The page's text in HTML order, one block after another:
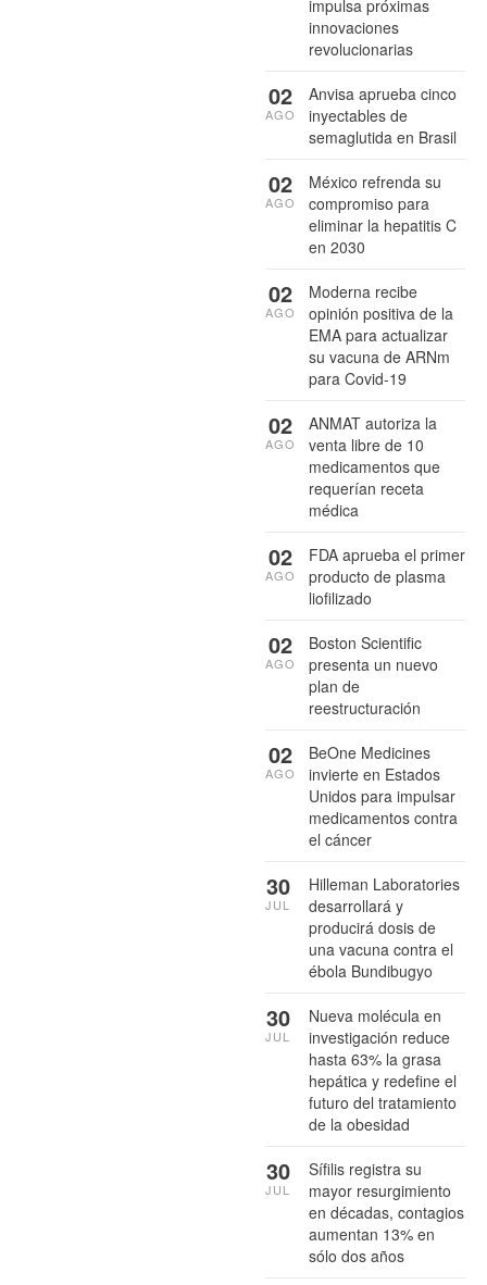
impulsa próximas
innovaciones
revolucionarias
Anvisa aprueba cinco
inyectables de
semaglutida en Brasil
02
AGO
México refrenda su
compromiso para
eliminar la hepatitis C
en 2030
02
AGO
Moderna recibe
opinión positiva de la
EMA para actualizar
su vacuna de ARNm
para Covid-19
02
AGO
ANMAT autoriza la
venta libre de 10
medicamentos que
requerían receta
médica
02
AGO
FDA aprueba el primer
producto de plasma
liofilizado
02
AGO
Boston Scientific
presenta un nuevo
plan de
reestructuración
02
AGO
BeOne Medicines
invierte en Estados
Unidos para impulsar
medicamentos contra
el cáncer
02
AGO
Hilleman Laboratories
desarrollará y
producirá dosis de
una vacuna contra el
ébola Bundibugyo
30
JUL
Nueva molécula en
investigación reduce
hasta 63% la grasa
hepática y redefine el
futuro del tratamiento
de la obesidad
30
JUL
Sífilis registra su
mayor resurgimiento
en décadas, contagios
aumentan 13% en
sólo dos años
30
JUL